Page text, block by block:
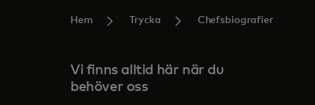
Hem Trycka Chefsbiografier
Vi finns alltid här när du
behöver oss